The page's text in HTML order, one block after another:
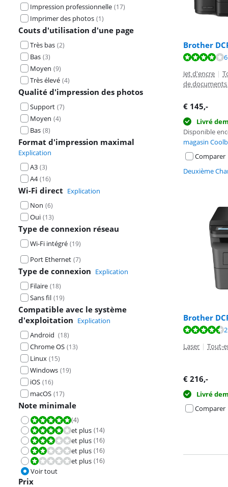
Impression professionnelle (17)
Imprimer des photos (1)
Couts d'utilisation d'une page
Très bas (2)
Bas (3)
Moyen (9)
Très élevé (4)
Qualité d'impression des photos
Support (7)
Moyen (4)
Bas (8)
Format d'impression maximal
Explication
A3 (3)
A4 (16)
Wi-Fi direct Explication
Non (6)
Oui (13)
Type de connexion réseau
Wi-Fi intégré (19)
Port Ethernet (7)
Type de connexion Explication
Filaire (18)
Sans fil (19)
Compatible avec le système
d'exploitation Explication
Android (18)
Chrome OS (13)
Linux (15)
Windows (19)
iOS (16)
macOS (17)
Note minimale
La note est 10 sur 10.
(4)
La note est 8,0 sur 10.
et plus (14)
La note est 6,0 sur 10.
et plus (16)
La note est 4,0 sur 10.
et plus (16)
La note est 2,0 sur 10.
et plus (16)
Voir tout
Prix
Brother
La note est de
Jet d'encre |
de documents
€ 145,-
Livré
Disponible
magasin
Comparer
Deuxième
La note est de
Brother
La note est de
Laser | Tout-
€ 216,-
Livré
Comparer
La note est de